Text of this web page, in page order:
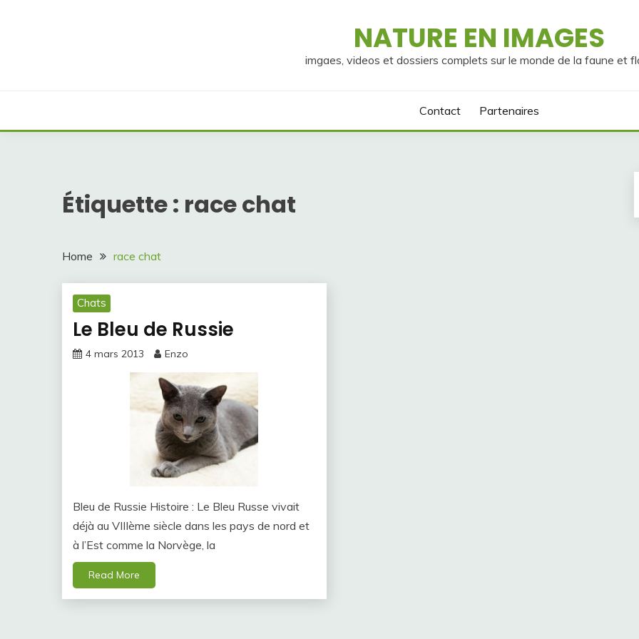
NATURE EN IMAGES
imgaes, videos et dossiers complets sur le monde de la faune et
Contact Partenaires
Étiquette : race chat
Home race chat
Chats
Le Bleu de Russie
4 mars 2013 Enzo
Bleu de Russie Histoire : Le Bleu Russe vivait
déjà au VIIIème siècle dans les pays de nord et
à l’Est comme la Norvège, la
Read More